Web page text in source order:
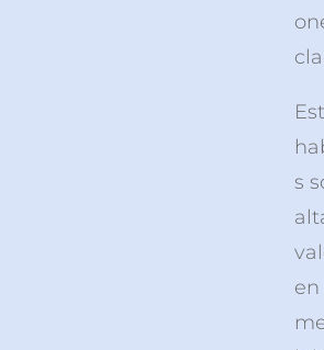
s
en